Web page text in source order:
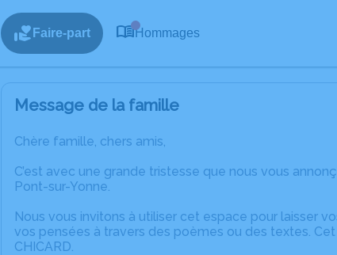
Faire-part Hommages
Message de la famille
Chère famille, chers amis,
C’est avec une grande tristesse que nous vous
Pont-sur-Yonne.
Nous vous invitons à utiliser cet espace pour laisser
vos pensées à travers des poèmes ou des textes.
CHICARD.